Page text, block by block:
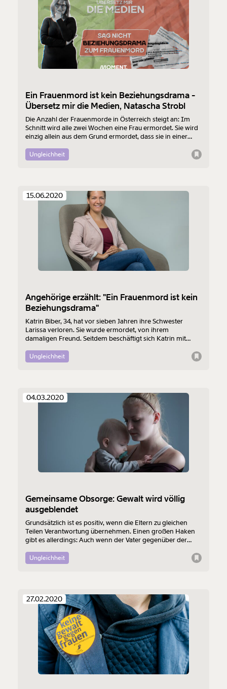
Ein Frauenmord ist kein Beziehungsdrama -
Übersetz mir die Medien, Natascha Strobl
Die Anzahl der Frauenmorde in Österreich steigt an: Im
Schnitt wird alle zwei Wochen eine Frau ermordet. Sie wird
einzig allein aus dem Grund ermordet, dass sie in einer
Ungleichheit
15.06.2020
Angehörige erzählt: "Ein Frauenmord ist kein
Beziehungsdrama"
Katrin Biber, 34, hat vor sieben Jahren ihre Schwester
Larissa verloren. Sie wurde ermordet, von ihrem
damaligen Freund. Seitdem beschäftigt sich Katrin mit
Mord an Larissa und dem Schuldspruch des Täters
geschrieben. Die Berichterstattung über Frauenmorde
Ungleichheit
04.03.2020
Gemeinsame Obsorge: Gewalt wird völlig
ausgeblendet
Grundsätzlich ist es positiv, wenn die Eltern zu gleichen
Teilen Verantwortung übernehmen. Einen großen Haken
gibt es allerdings: Auch wenn der Vater gegenüber der
eine gemeinsame Obsorge an. Familienanwältin Christine
Kolbitsch kennt solche Fälle und kritisiert die Lücke in
Ungleichheit
27.02.2020